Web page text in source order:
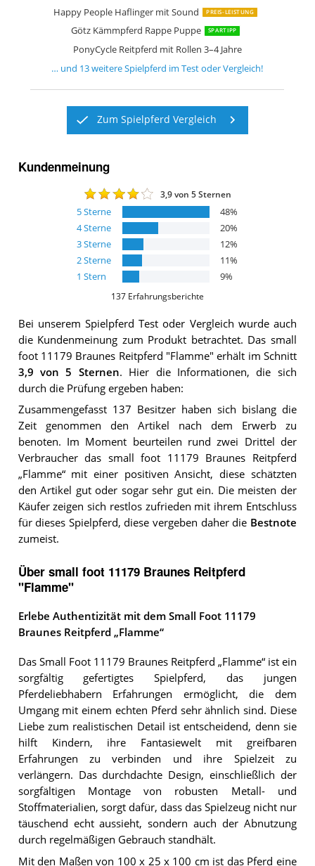
Happy People Haflinger mit Sound PREIS-LEISTUNG
Götz Kämmpferd Rappe Puppe SPARTIPP
PonyCycle Reitpferd mit Rollen 3–4 Jahre
… und 13weitereSpielpferd im Test oder Vergleich!
Zum Spielpferd Vergleich
Kundenmeinung
3,9von 5 Sternen
5Sterne 48%
4Sterne 20%
3Sterne 12%
2Sterne 11%
1 Stern 9%
137 Erfahrungsberichte
Bei unseremSpielpferd Test oder Vergleich wurde auch
die Kundenmeinung zum Produkt betrachtet. Das small
foot 11179 Braunes Reitpferd "Flamme" erhält im Schnitt
3,9 von 5 Sternen. Hier die Informationen, die sich
durch die Prüfung ergeben haben:
Zusammengefasst 137 Besitzer haben sich bislang die
Zeit genommen den Artikel nach dem Erwerb zu
benoten. Im Moment beurteilen rund zwei Drittel der
Verbraucher das small foot 11179 Braunes Reitpferd
„Flamme“ mit einer positiven Ansicht, diese schätzten
den Artikel gut oder sogar sehr gut ein. Die meisten der
Käufer zeigen sich restlos zufrieden mit ihrem Entschluss
für dieses Spielpferd, diese vergeben daher die Bestnote
zumeist.
Über small foot 11179 Braunes Reitpferd
"Flamme"
Erlebe Authentizität mit dem Small Foot 11179
Braunes Reitpferd „Flamme“
Das Small Foot 11179 Braunes Reitpferd „Flamme“ ist ein
sorgfältig gefertigtes Spielpferd, das jungen
Pferdeliebhabern Erfahrungen ermöglicht, die dem
Umgang mit einem echten Pferd sehr ähnlich sind. Diese
Liebe zum realistischen Detail ist entscheidend, denn sie
hilft Kindern, ihre Fantasiewelt mit greifbaren
Erfahrungen zu verbinden und ihre Spielzeit zu
verlängern. Das durchdachte Design, einschließlich der
sorgfältigen Montage von robusten Metall- und
Stoffmaterialien, sorgt dafür, dass das Spielzeug nicht nur
täuschend echt aussieht, sondern auch der Abnutzung
durch regelmäßigen Gebrauch standhält.
Mit den Maßen von 100 x 25 x 100 cm ist das Pferd eine